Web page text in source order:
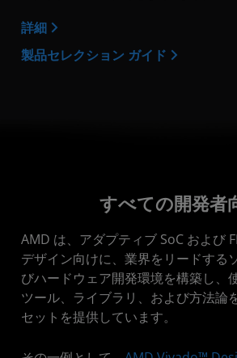
詳細
製品セレクション ガイド
すべての開発者
AMD は、アダプティブ SoC および
デザイン向けに、業界をリードする
びハードウェア開発環境を構築し、
ツール、ライブラリ、および方法論
セットを提供しています。